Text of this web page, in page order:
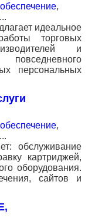
,
...
идеальное
торговых
и
персональных
,
...
обслуживание
картриджей,
оборудования.
сайтов и